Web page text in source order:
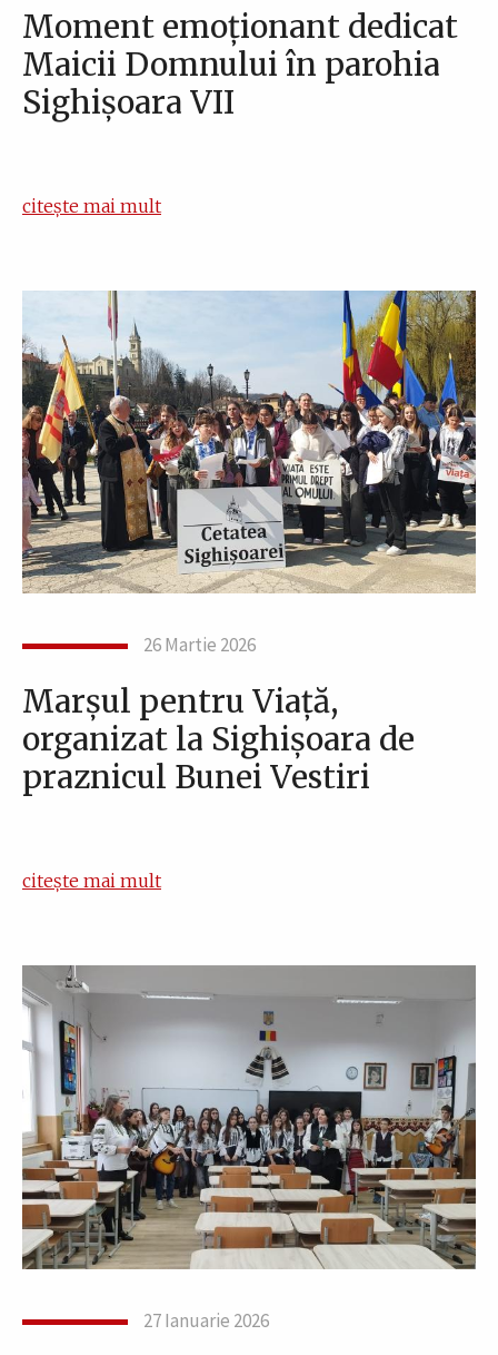
Moment emoționant dedicat
Maicii Domnului în parohia
Sighișoara VII
citește mai mult
26 Martie 2026
Marșul pentru Viață,
organizat la Sighișoara de
praznicul Bunei Vestiri
citește mai mult
27 Ianuarie 2026